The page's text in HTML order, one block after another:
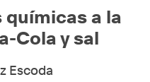
químicas a la
Cola y sal
Escoda